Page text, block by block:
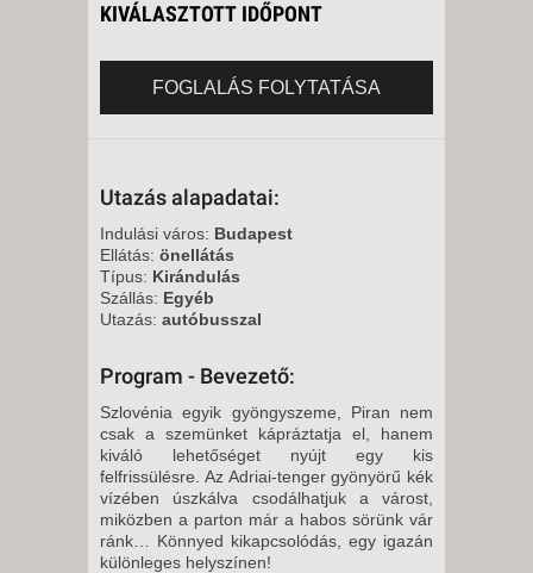
KIVÁLASZTOTT IDŐPONT
FOGLALÁS FOLYTATÁSA
Utazás alapadatai:
Indulási város: Budapest
Ellátás: önellátás
Típus: Kirándulás
Szállás: Egyéb
Utazás: autóbusszal
Program - Bevezető:
Szlovénia egyik gyöngyszeme, Piran nem
csak a szemünket kápráztatja el, hanem
kiváló lehetőséget nyújt egy kis
felfrissülésre. Az Adriai-tenger gyönyörű kék
vízében úszkálva csodálhatjuk a várost,
miközben a parton már a habos sörünk vár
ránk… Könnyed kikapcsolódás, egy igazán
különleges helyszínen!